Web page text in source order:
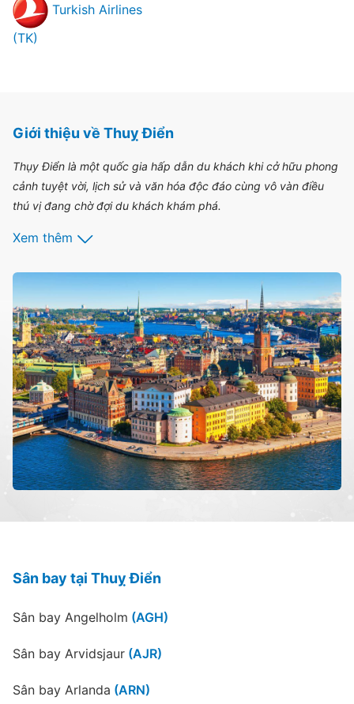
Turkish Airlines
(TK)
Giới thiệu về Thuỵ Điển
Thụy Điển là một quốc gia hấp dẫn du khách khi cở hữu phong
cảnh tuyệt vời, lịch sử và văn hóa độc đáo cùng vô vàn điều
thú vị đang chờ đợi du khách khám phá.
Xem thêm
Sân bay tại Thuỵ Điển
Sân bay Angelholm (AGH)
Sân bay Arvidsjaur (AJR)
Sân bay Arlanda (ARN)